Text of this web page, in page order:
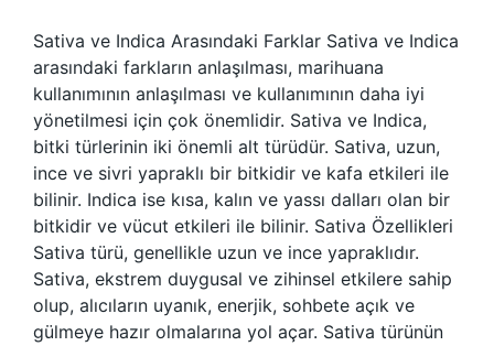
Sativa ve Indica Arasındaki Farklar Sativa ve Indica
arasındaki farkların anlaşılması, marihuana
kullanımının anlaşılması ve kullanımının daha iyi
yönetilmesi için çok önemlidir. Sativa ve Indica,
bitki türlerinin iki önemli alt türüdür. Sativa, uzun,
ince ve sivri yapraklı bir bitkidir ve kafa etkileri ile
bilinir. Indica ise kısa, kalın ve yassı dalları olan bir
bitkidir ve vücut etkileri ile bilinir. Sativa Özellikleri
Sativa türü, genellikle uzun ve ince yapraklıdır.
Sativa, ekstrem duygusal ve zihinsel etkilere sahip
olup, alıcıların uyanık, enerjik, sohbete açık ve
gülmeye hazır olmalarına yol açar. Sativa türünün